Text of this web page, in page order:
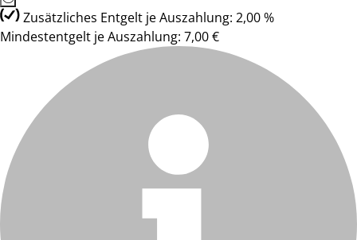
Zusätzliches Entgelt je Auszahlung: 2,00 %
Mindestentgelt je Auszahlung: 7,00 €